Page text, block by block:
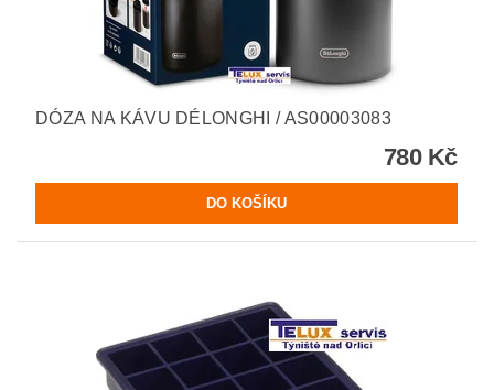
DÓZA NA KÁVU DÉLONGHI / AS00003083
780 Kč